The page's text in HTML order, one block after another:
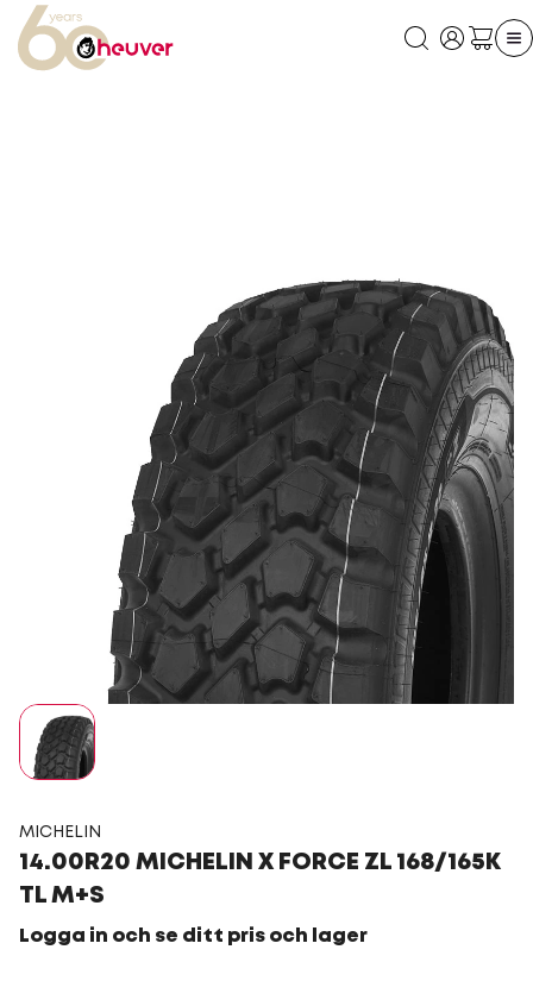
MICHELIN
14.00R20 MICHELIN X FORCE ZL 168/165K
TL M+S
Logga in och se ditt pris och lager